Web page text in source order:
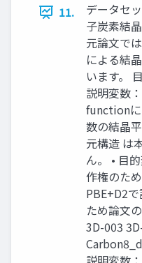
11.
データセ
子炭素結
元論文で
による結
います。
説明変数
functionに
数の結晶
元構造 は
ん。 • 目
作権のた
PBE+D2
ため論文
3D-003